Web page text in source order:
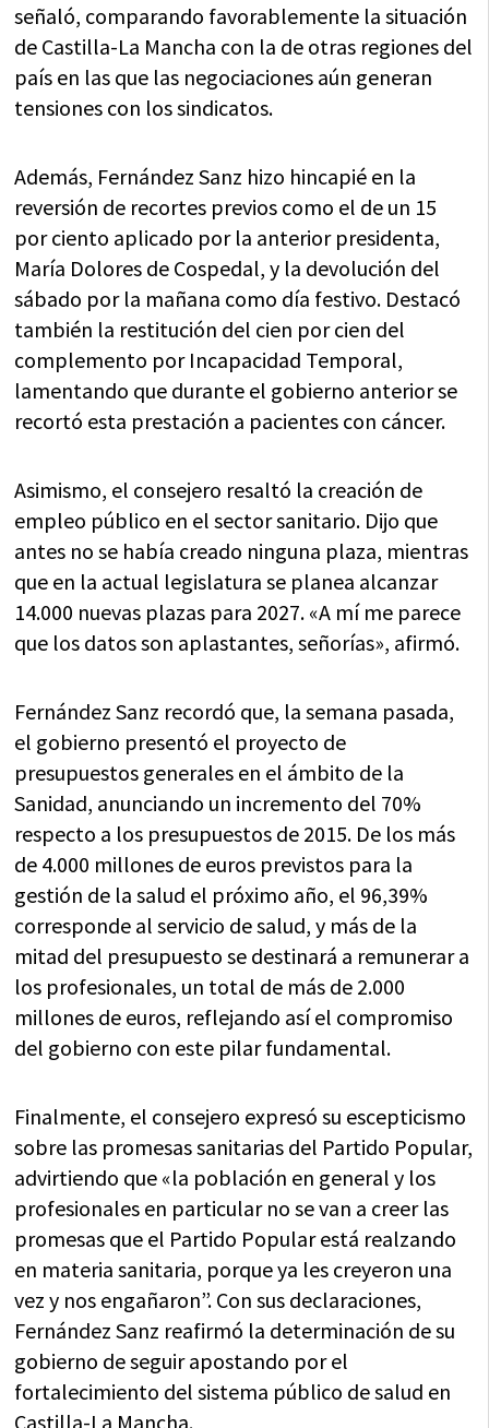
señaló, comparando favorablemente la situación
de Castilla-La Mancha con la de otras regiones del
país en las que las negociaciones aún generan
tensiones con los sindicatos.
Además, Fernández Sanz hizo hincapié en la
reversión de recortes previos como el de un 15
por ciento aplicado por la anterior presidenta,
María Dolores de Cospedal, y la devolución del
sábado por la mañana como día festivo. Destacó
también la restitución del cien por cien del
complemento por Incapacidad Temporal,
lamentando que durante el gobierno anterior se
recortó esta prestación a pacientes con cáncer.
Asimismo, el consejero resaltó la creación de
empleo público en el sector sanitario. Dijo que
antes no se había creado ninguna plaza, mientras
que en la actual legislatura se planea alcanzar
14.000 nuevas plazas para 2027. «A mí me parece
que los datos son aplastantes, señorías», afirmó.
Fernández Sanz recordó que, la semana pasada,
el gobierno presentó el proyecto de
presupuestos generales en el ámbito de la
Sanidad, anunciando un incremento del 70%
respecto a los presupuestos de 2015. De los más
de 4.000 millones de euros previstos para la
gestión de la salud el próximo año, el 96,39%
corresponde al servicio de salud, y más de la
mitad del presupuesto se destinará a remunerar a
los profesionales, un total de más de 2.000
millones de euros, reflejando así el compromiso
del gobierno con este pilar fundamental.
Finalmente, el consejero expresó su escepticismo
sobre las promesas sanitarias del Partido Popular,
advirtiendo que «la población en general y los
profesionales en particular no se van a creer las
promesas que el Partido Popular está realzando
en materia sanitaria, porque ya les creyeron una
vez y nos engañaron”. Con sus declaraciones,
Fernández Sanz reafirmó la determinación de su
gobierno de seguir apostando por el
fortalecimiento del sistema público de salud en
Castilla-La Mancha.